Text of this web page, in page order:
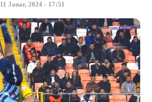
11 Janar, 2024 - 17:51